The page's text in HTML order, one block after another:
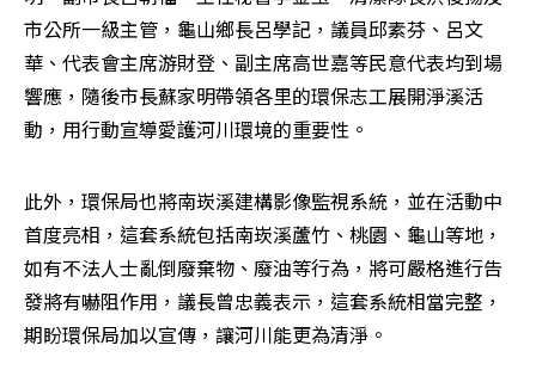
市公所一級主管，龜山鄉長呂學記，議員邱素芬、呂文
華、代表會主席游財登、副主席高世嘉等民意代表均到場
響應，隨後市長蘇家明帶領各里的環保志工展開淨溪活
動，用行動宣導愛護河川環境的重要性。
此外，環保局也將南崁溪建構影像監視系統，並在活動中
首度亮相，這套系統包括南崁溪蘆竹、桃園、龜山等地，
如有不法人士亂倒廢棄物、廢油等行為，將可嚴格進行告
發將有嚇阻作用，議長曾忠義表示，這套系統相當完整，
期盼環保局加以宣傳，讓河川能更為清淨。